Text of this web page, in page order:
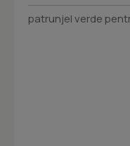
patrunjel verde